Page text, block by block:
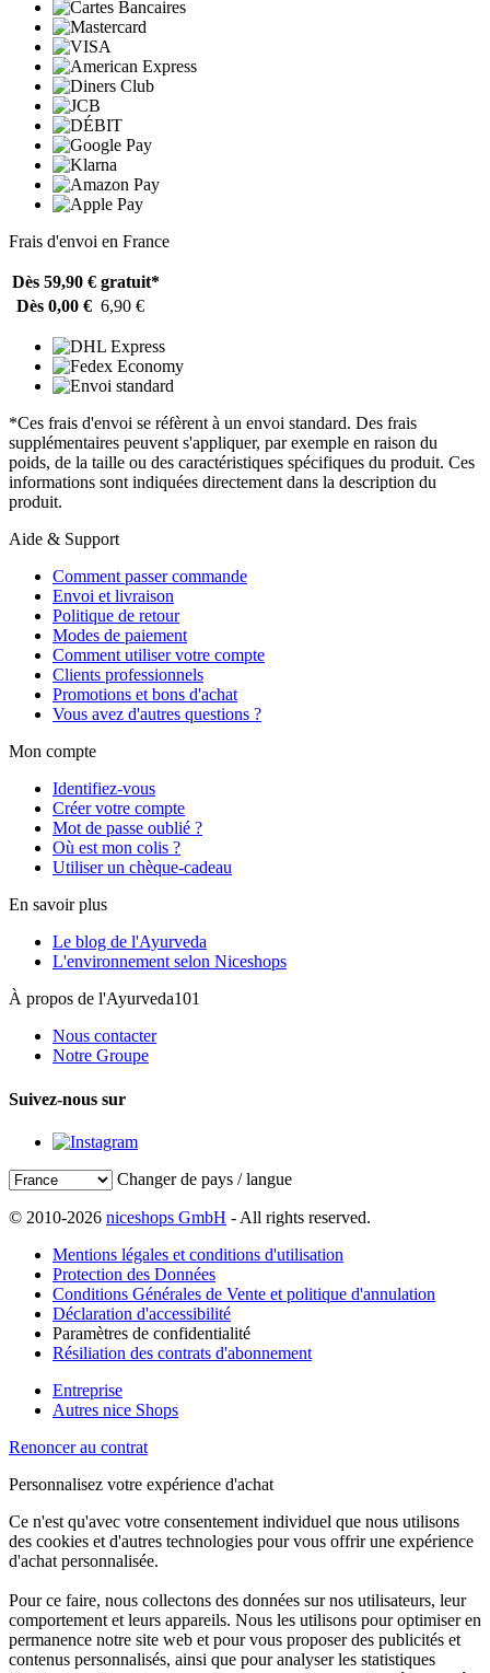
Frais d'envoi en France
Dès 59,90 € gratuit*
Dès 0,00 € 6,90 €
*Ces frais d'envoi se réfèrent à un envoi standard. Des frais
supplémentaires peuvent s'appliquer, par exemple en raison du
poids, de la taille ou des caractéristiques spécifiques du produit. Ces
informations sont indiquées directement dans la description du
produit.
Aide & Support
Comment passer commande
Envoi et livraison
Politique de retour
Modes de paiement
Comment utiliser votre compte
Clients professionnels
Promotions et bons d'achat
Vous avez d'autres questions ?
Mon compte
Identifiez-vous
Créer votre compte
Mot de passe oublié ?
Où est mon colis ?
Utiliser un chèque-cadeau
En savoir plus
Le blog de l'Ayurveda
L'environnement selon Niceshops
À propos de l'Ayurveda101
Nous contacter
Notre Groupe
Suivez-nous sur
Changer de pays / langue
© 2010-2026 niceshops GmbH - All rights reserved.
Mentions légales et conditions d'utilisation
Protection des Données
Conditions Générales de Vente et politique d'annulation
Déclaration d'accessibilité
Paramètres de confidentialité
Résiliation des contrats d'abonnement
Entreprise
Autres nice Shops
Renoncer au contrat
Personnalisez votre expérience d'achat
Ce n'est qu'avec votre consentement individuel que nous utilisons
des cookies et d'autres technologies pour vous offrir une expérience
d'achat personnalisée.
Pour ce faire, nous collectons des données sur nos utilisateurs, leur
comportement et leurs appareils. Nous les utilisons pour optimiser en
permanence notre site web et pour vous proposer des publicités et
contenus personnalisés, ainsi que pour analyser les statistiques